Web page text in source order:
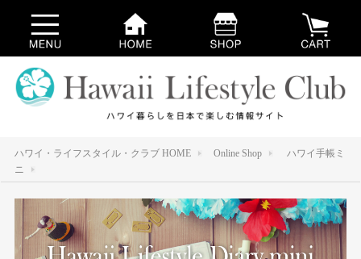
ハワイ・ライフスタイル・クラブ HOME Online Shop
ハワイ手帳ミ
ニ